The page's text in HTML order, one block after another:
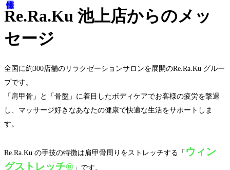
Re.Ra.Ku 池上店からのメッ
セージ
全国に約300店舗のリラクゼーションサロンを展開のRe.Ra.Ku グルー
プです。
「肩甲骨」と「骨盤」に着目したボディケアでお客様の疲労を撃退
し、マッサージ好きなあなたの健康で快適な生活をサポートしま
す。
Re.Ra.Ku の手技の特徴は肩甲骨周りをストレッチする「 ウィン
グストレッチ®︎ 」です。